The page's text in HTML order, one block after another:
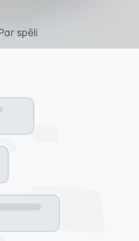
spēli